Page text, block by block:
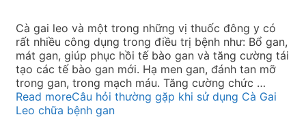
Cà gai leo và một trong những vị thuốc đông y có
rất nhiều công dụng trong điều trị bệnh như: Bổ gan,
mát gan, giúp phục hồi tế bào gan và tăng cường tái
tạo các tế bào gan mới. Hạ men gan, đánh tan mỡ
trong gan, trong mạch máu. Tăng cường chức …
Read moreCâu hỏi thường gặp khi sử dụng Cà Gai
Leo chữa bệnh gan